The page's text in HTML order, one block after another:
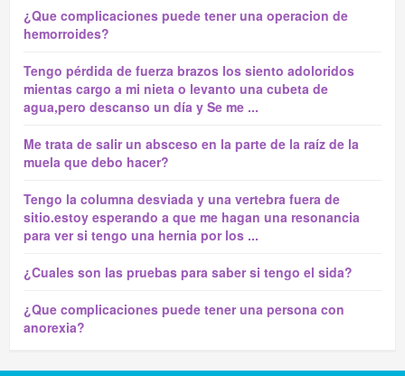
¿Que complicaciones puede tener una operacion de
hemorroides?
Tengo pérdida de fuerza brazos los siento adoloridos
mientas cargo a mi nieta o levanto una cubeta de
agua,pero descanso un día y Se me ...
Me trata de salir un absceso en la parte de la raíz de la
muela que debo hacer?
Tengo la columna desviada y una vertebra fuera de
sitio.estoy esperando a que me hagan una resonancia
para ver si tengo una hernia por los ...
¿Cuales son las pruebas para saber si tengo el sida?
¿Que complicaciones puede tener una persona con
anorexia?